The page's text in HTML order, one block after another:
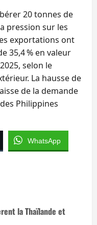
20 tonnes de
pression sur les
exportations ont
35,4 % en valeur
selon le
La hausse de
de la demande
Philippines
WhatsApp
la Thaïlande et